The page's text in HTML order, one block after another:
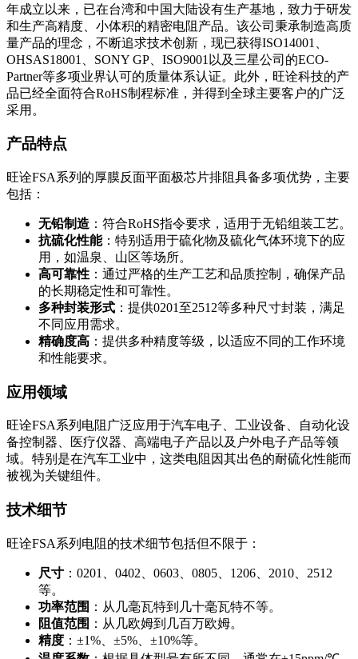
年成立以来，已在台湾和中国大陆设有生产基地，致力于研发
和生产高精度、小体积的精密电阻产品。该公司秉承制造高质
量产品的理念，不断追求技术创新，现已获得ISO14001、
OHSAS18001、SONY GP、ISO9001以及三星公司的ECO-
Partner等多项业界认可的质量体系认证。此外，旺诠科技的产
品已经全面符合RoHS制程标准，并得到全球主要客户的广泛
采用。
产品特点
旺诠FSA系列的厚膜反面平面极芯片排阻具备多项优势，主要
包括：
无铅制造 ：符合RoHS指令要求，适用于无铅组装工艺。
抗硫化性能：特别适用于硫化物及硫化气体环境下的应
用，如温泉、山区等场所。
高可靠性 ：通过严格的生产工艺和品质控制，确保产品
的长期稳定性和可靠性。
多种封装形式 ：提供0201至2512等多种尺寸封装，满足
不同应用需求。
精确度高 ：提供多种精度等级，以适应不同的工作环境
和性能要求。
应用领域
旺诠FSA系列电阻广泛应用于汽车电子、工业设备、自动化设
备控制器、医疗仪器、高端电子产品以及户外电子产品等领
域。特别是在汽车工业中，这类电阻因其出色的耐硫化性能而
被视为关键组件。
技术细节
旺诠FSA系列电阻的技术细节包括但不限于：
尺寸 ：0201、0402、0603、0805、1206、2010、2512
等。
功率范围 ：从几毫瓦特到几十毫瓦特不等。
阻值范围 ：从几欧姆到几百万欧姆。
精度 ：±1%、±5%、±10%等。